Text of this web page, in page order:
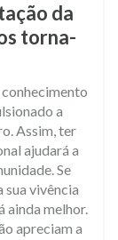
da
torna-
a
Assim, ter
ajudará a
Se
sua vivência
ainda melhor.
apreciam a